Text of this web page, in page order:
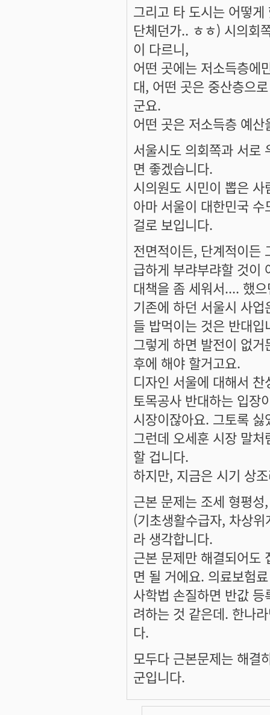
그리고 타 도시는 어떻
단체던가.. ㅎㅎ) 시의회
이 다르니,
어떤 곳에는 저소득층에
대, 어떤 곳은 중산층으
군요.
어떤 곳은 저소득층 예
서울시도 의회쪽과 서로
면 좋겠습니다.
시의원도 시민이 뽑은
아마 서울이 대한민국
걸로 보입니다.
전면적이든, 단계적이든
급하게 부랴부랴할 것이
대책을 좀 세워서.... 했
기존에 하던 서울시 사
들 밥먹이는 것은 반대입
그렇게 하면 발전이 없
후에 해야 할거고요.
디자인 서울에 대해서
토목공사 반대하는 입장
시장이잖아요. 그토록
그런데 오세훈 시장 말
할 겁니다.
하지만, 지금은 시기 상
근본 문제는 조세 형평
(기초생활수급자, 차상
라 생각합니다.
근본 문제만 해결되어도
면 될 거에요. 의료보험
사학법 손질하면 반값
려하는 것 같은데. 한나
다.
모두다 근본문제는 해결
군입니다.